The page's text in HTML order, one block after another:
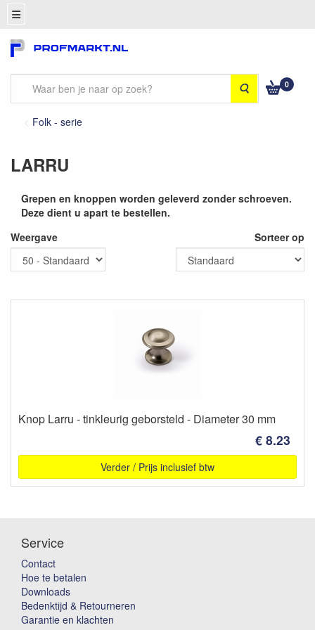
Zoeken 0
Folk - serie
LARRU
Grepen en knoppen worden geleverd zonder schroeven.
Deze dient u apart te bestellen.
Weergave
Sorteer op
Knop Larru - tinkleurig geborsteld - Diameter 30 mm
€ 8.23
Verder / Prijs inclusief btw
Service
Contact
Hoe te betalen
Downloads
Bedenktijd & Retourneren
Garantie en klachten